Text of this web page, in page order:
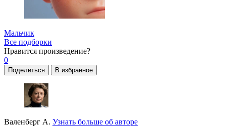
Мальчик
Все подборки
Нравится произведение?
0
Поделиться В избранное
Валенберг А. Узнать больше об авторе